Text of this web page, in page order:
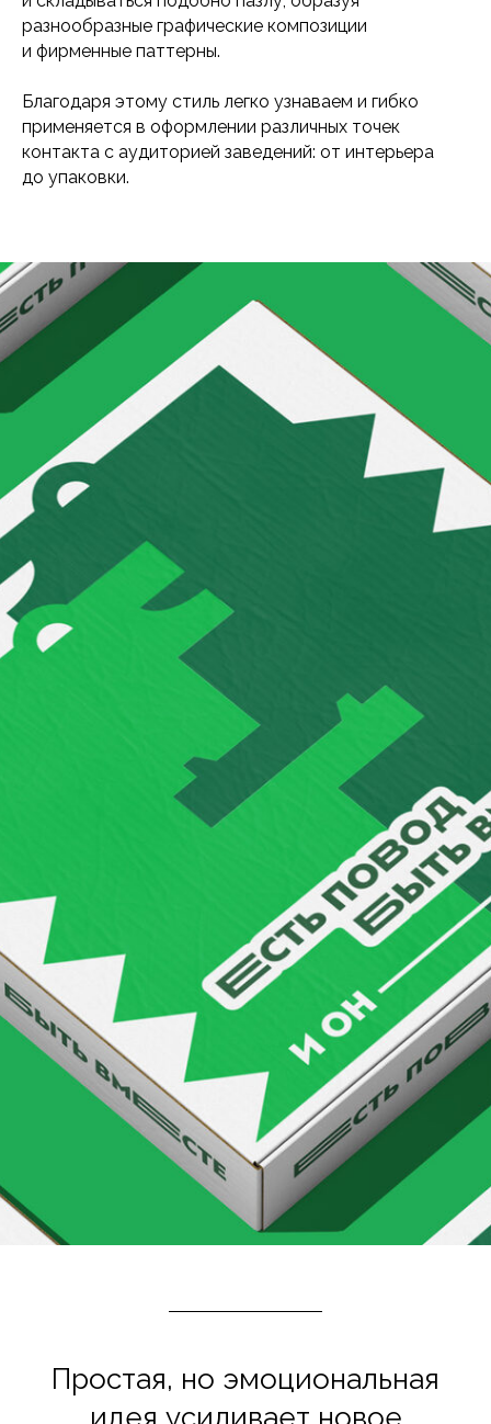
разнообразные графические композиции
и фирменные паттерны.
Благодаря этому стиль легко узнаваем и гибко
применяется в оформлении различных точек
контакта с аудиторией заведений: от интерьера
до упаковки.
Простая, но эмоциональная